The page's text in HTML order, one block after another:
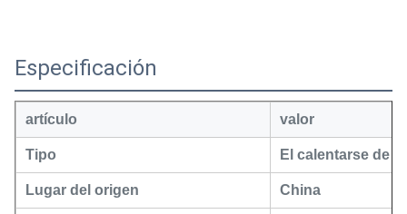
Especificación
artículo valor
Tipo El calentarse de
Lugar del origen China